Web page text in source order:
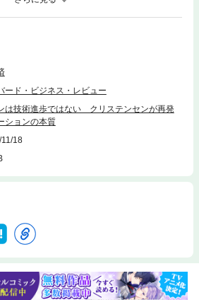
品やサービスや技術。こうした現象のほとん
ノベーション」ではない。クレイトン M. ク
壊的イノベーション」という概念の最大の功
てイノベーションの本質を再発見したことに
意味では共通しているものの、イノベーショ
る一橋大学大学院教授の楠木建氏は、イノベ
理解したうえで、目の前にある日々の「技術
けないことが重要だと指摘する。腰を据えて
ンを追求するのであれば、技術進歩に逃げて
ハーバード・ビジネス・レビュー（2013年6
電子書籍化したものです。
ード・ビジネス・レビュー
は技術進歩ではない クリステンセンが再発
ションの本質
18